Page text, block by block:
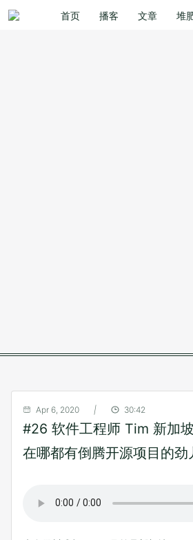
首页 播客 文章 堆
Apr 6, 2020 | 30:42
#26 软件工程师 Tim 新加
在哪都有倒腾开源项目的劲